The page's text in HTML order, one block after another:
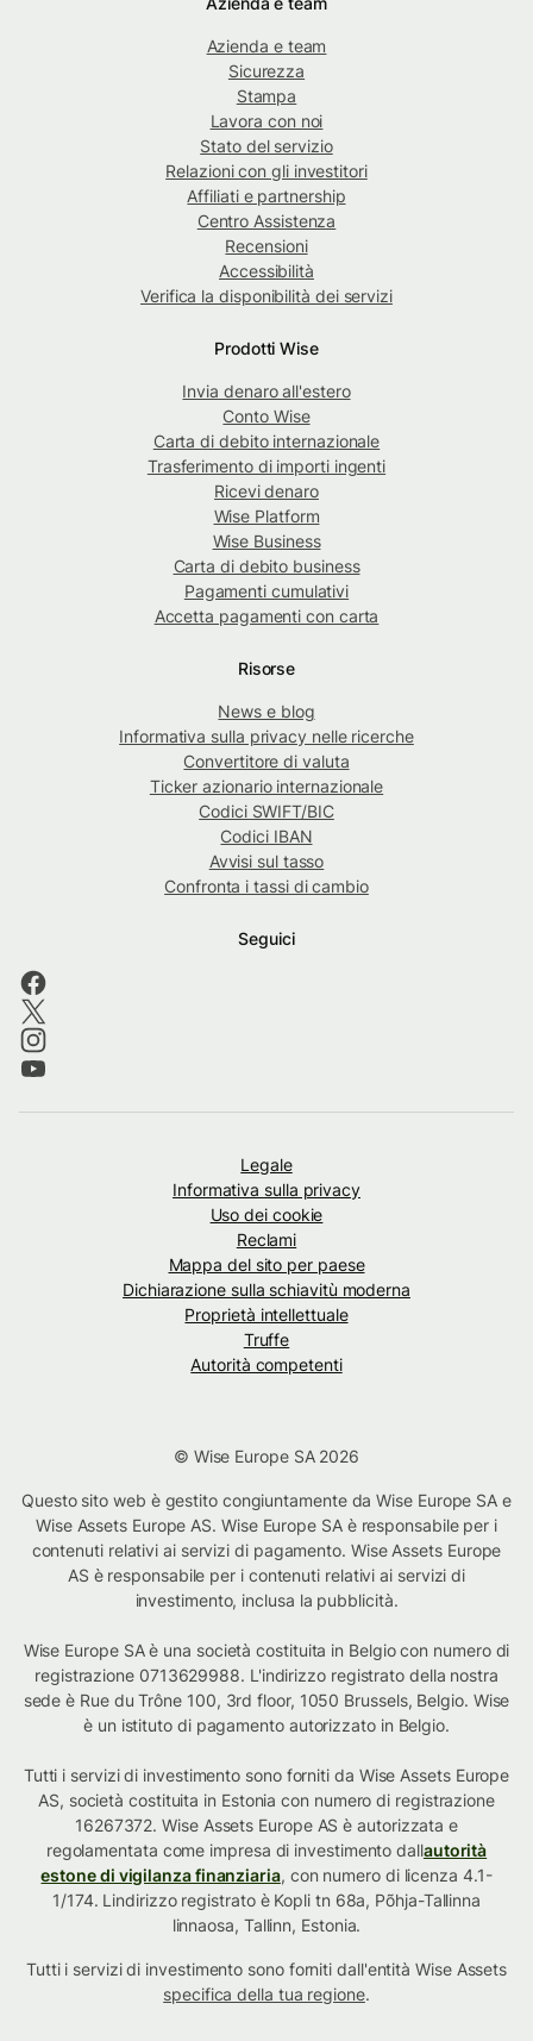
Azienda e team
Sicurezza
Stampa
Lavora con noi
Stato del servizio
Relazioni con gli investitori
Affiliati e partnership
Centro Assistenza
Recensioni
Accessibilità
Verifica la disponibilità dei servizi
Prodotti Wise
Invia denaro all'estero
Conto Wise
Carta di debito internazionale
Trasferimento di importi ingenti
Ricevi denaro
Wise Platform
Wise Business
Carta di debito business
Pagamenti cumulativi
Accetta pagamenti con carta
Risorse
News e blog
Informativa sulla privacy nelle ricerche
Convertitore di valuta
Ticker azionario internazionale
Codici SWIFT/BIC
Codici IBAN
Avvisi sul tasso
Confronta i tassi di cambio
Seguici
Legale
Informativa sulla privacy
Uso dei cookie
Reclami
Mappa del sito per paese
Dichiarazione sulla schiavitù moderna
Proprietà intellettuale
Truffe
Autorità competenti
© Wise Europe SA 2026
Questo sito web è gestito congiuntamente da Wise Europe SA e
Wise Assets Europe AS. Wise Europe SA è responsabile per i
contenuti relativi ai servizi di pagamento. Wise Assets Europe
AS è responsabile per i contenuti relativi ai servizi di
investimento, inclusa la pubblicità.
Wise Europe SA è una società costituita in Belgio con numero di
registrazione 0713629988. L'indirizzo registrato della nostra
sede è Rue du Trône 100, 3rd floor, 1050 Brussels, Belgio. Wise
è un istituto di pagamento autorizzato in Belgio.
Tutti i servizi di investimento sono forniti da Wise Assets Europe
AS, società costituita in Estonia con numero di registrazione
16267372. Wise Assets Europe AS è autorizzata e
regolamentata come impresa di investimento dallautorità
estone di vigilanza finanziaria, con numero di licenza 4.1-
1/174. Lindirizzo registrato è Kopli tn 68a, Põhja-Tallinna
linnaosa, Tallinn, Estonia.
Tutti i servizi di investimento sono forniti dall'entità Wise Assets
specifica della tua regione.